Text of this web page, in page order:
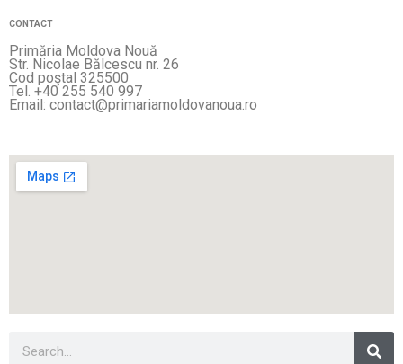
CONTACT
Primăria Moldova Nouă
Str. Nicolae Bălcescu nr. 26
Cod poştal 325500
Tel. +40 255 540 997
Email: contact@primariamoldovanoua.ro